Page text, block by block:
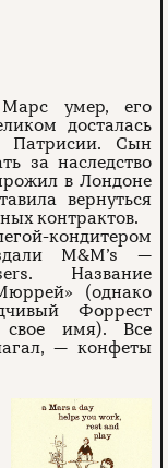
умер, его
досталась
Патрисии. Сын
за наследство
в Лондоне
вернуться
контрактов.
кондитером
M&M’s —
Название
(однако
Форрест
свое имя). Все
— конфеты